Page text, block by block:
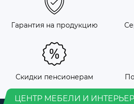
Гарантия на продукцию
Скидки пенсионерам
ЦЕНТР МЕБЕЛИ И